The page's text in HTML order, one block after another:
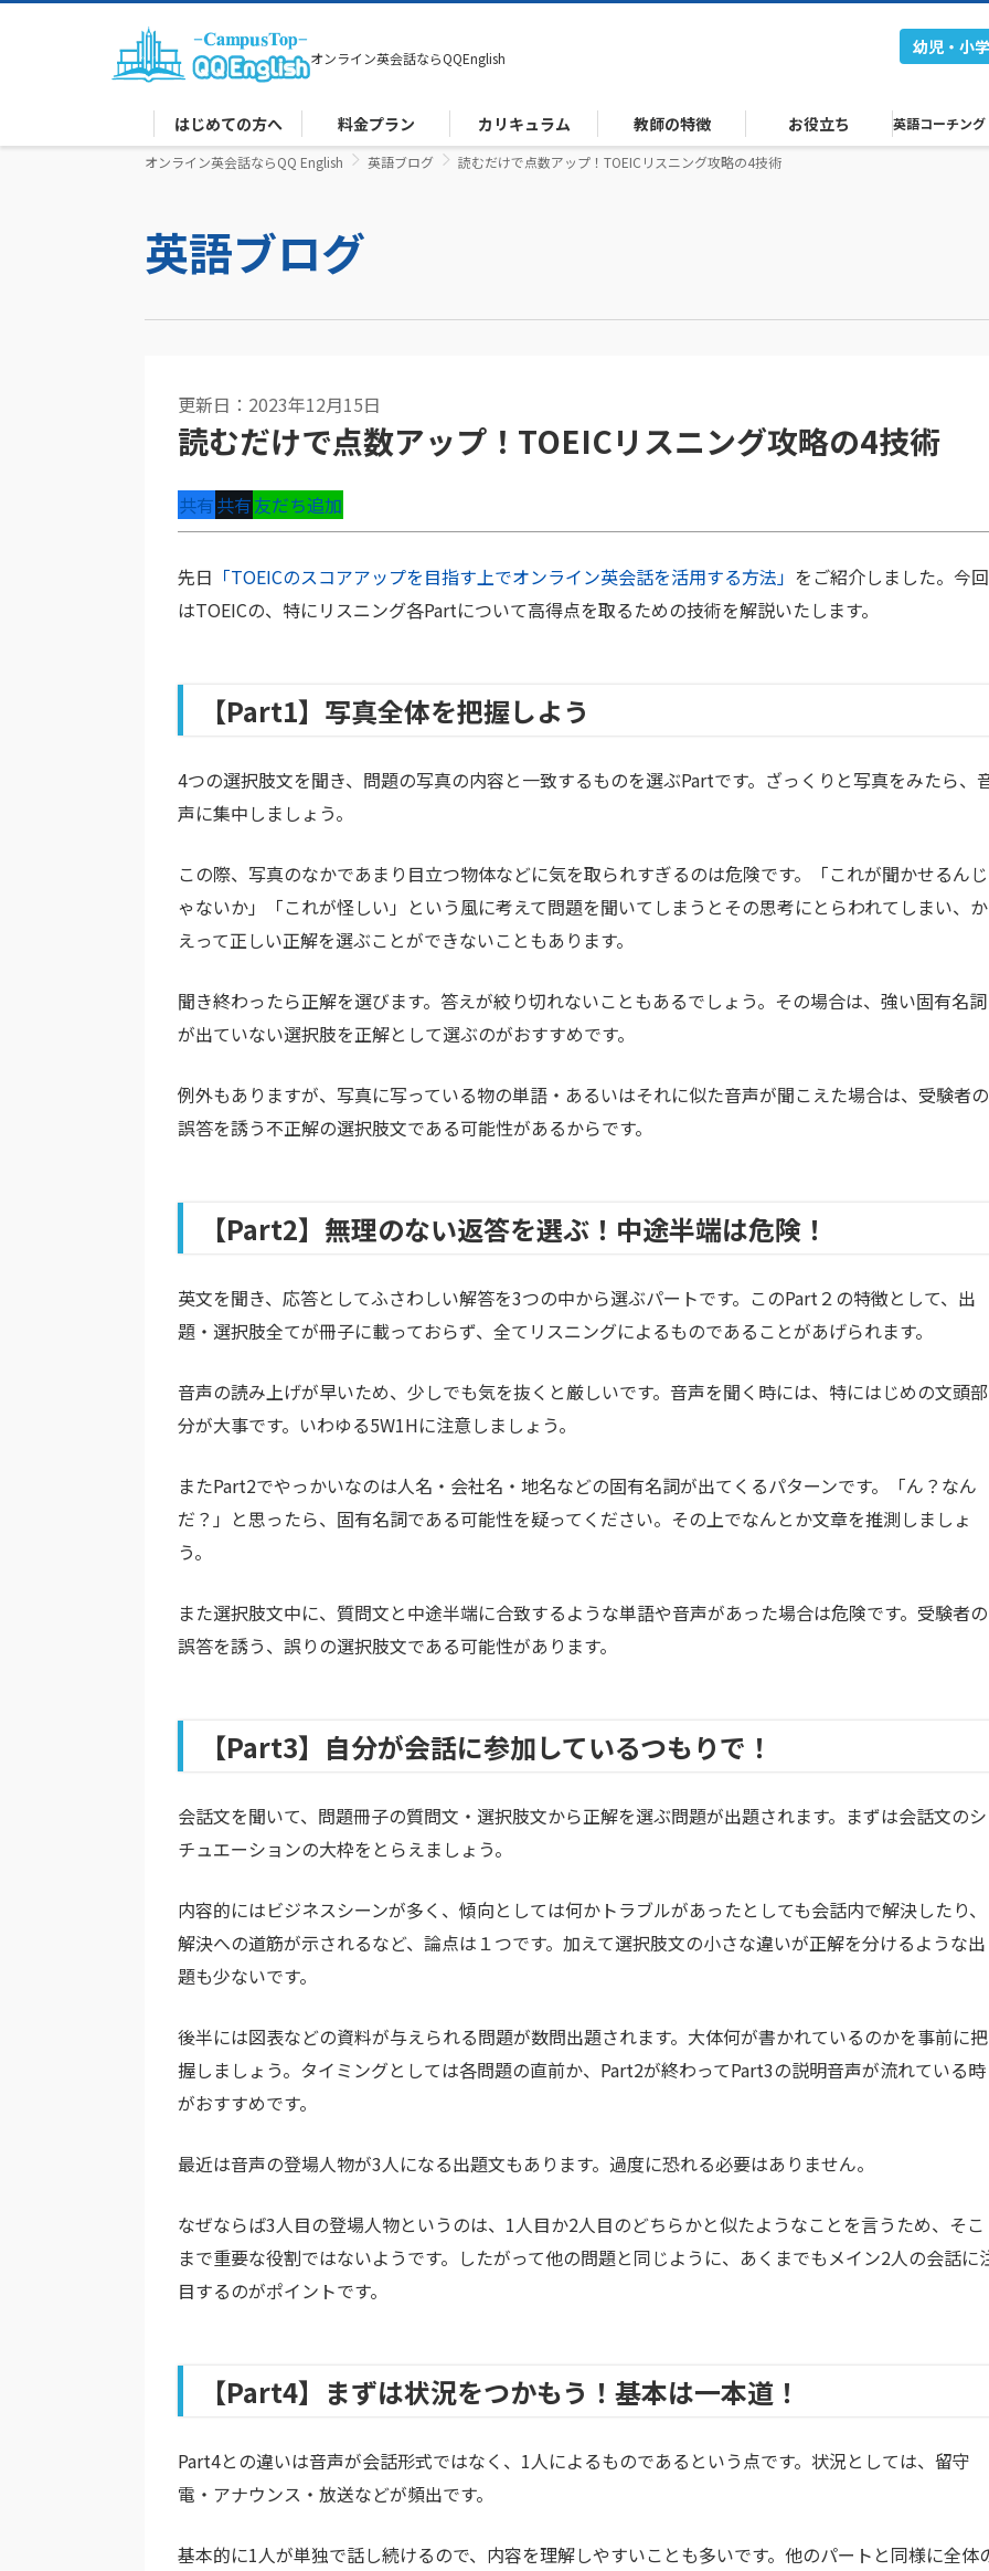
オンライン英会話ならQQEnglish
幼児・小
はじめての方へ 料金プラン カリキュラム 教師の特徴 お役立ち 英語コーチング
オンライン英会話ならQQ English 英語ブログ 読むだけで点数アップ！TOEICリスニング攻略の4技術
英語ブログ
更新日：2023年12月15日
読むだけで点数アップ！TOEICリスニング攻略の4技術
共有共有友だち追加
先日 「TOEICのスコアアップを目指す上でオンライン英会話を活用する方法」 をご紹介しました。今回
はTOEICの、特にリスニング各Partについて高得点を取るための技術を解説いたします。
【Part1】写真全体を把握しよう
4つの選択肢文を聞き、問題の写真の内容と一致するものを選ぶPartです。ざっくりと写真をみたら、
声に集中しましょう。
この際、写真のなかであまり目立つ物体などに気を取られすぎるのは危険です。「これが聞かせるんじ
ゃないか」「これが怪しい」という風に考えて問題を聞いてしまうとその思考にとらわれてしまい、か
えって正しい正解を選ぶことができないこともあります。
聞き終わったら正解を選びます。答えが絞り切れないこともあるでしょう。その場合は、強い固有名詞
が出ていない選択肢を正解として選ぶのがおすすめです。
例外もありますが、写真に写っている物の単語・あるいはそれに似た音声が聞こえた場合は、受験者の
誤答を誘う不正解の選択肢文である可能性があるからです。
【Part2】無理のない返答を選ぶ！中途半端は危険！
英文を聞き、応答としてふさわしい解答を3つの中から選ぶパートです。このPart２の特徴として、出
題・選択肢全てが冊子に載っておらず、全てリスニングによるものであることがあげられます。
音声の読み上げが早いため、少しでも気を抜くと厳しいです。音声を聞く時には、特にはじめの文頭部
分が大事です。いわゆる5W1Hに注意しましょう。
またPart2でやっかいなのは人名・会社名・地名などの固有名詞が出てくるパターンです。「ん？なん
だ？」と思ったら、固有名詞である可能性を疑ってください。その上でなんとか文章を推測しましょ
う。
また選択肢文中に、質問文と中途半端に合致するような単語や音声があった場合は危険です。受験者の
誤答を誘う、誤りの選択肢文である可能性があります。
【Part3】自分が会話に参加しているつもりで！
会話文を聞いて、問題冊子の質問文・選択肢文から正解を選ぶ問題が出題されます。まずは会話文のシ
チュエーションの大枠をとらえましょう。
内容的にはビジネスシーンが多く、傾向としては何かトラブルがあったとしても会話内で解決したり、
解決への道筋が示されるなど、論点は１つです。加えて選択肢文の小さな違いが正解を分けるような出
題も少ないです。
後半には図表などの資料が与えられる問題が数問出題されます。大体何が書かれているのかを事前に把
握しましょう。タイミングとしては各問題の直前か、Part2が終わってPart3の説明音声が流れている時
がおすすめです。
最近は音声の登場人物が3人になる出題文もあります。過度に恐れる必要はありません。
なぜならば3人目の登場人物というのは、1人目か2人目のどちらかと似たようなことを言うため、そこ
まで重要な役割ではないようです。したがって他の問題と同じように、あくまでもメイン2人の会話に
目するのがポイントです。
【Part4】まずは状況をつかもう！基本は一本道！
Part4との違いは音声が会話形式ではなく、1人によるものであるという点です。状況としては、留守
電・アナウンス・放送などが頻出です。
基本的に1人が単独で話し続けるので、内容を理解しやすいことも多いです。他のパートと同様に全体